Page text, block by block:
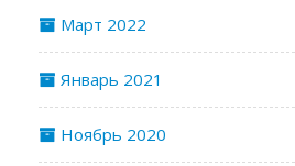
Март 2022
Январь 2021
Ноябрь 2020